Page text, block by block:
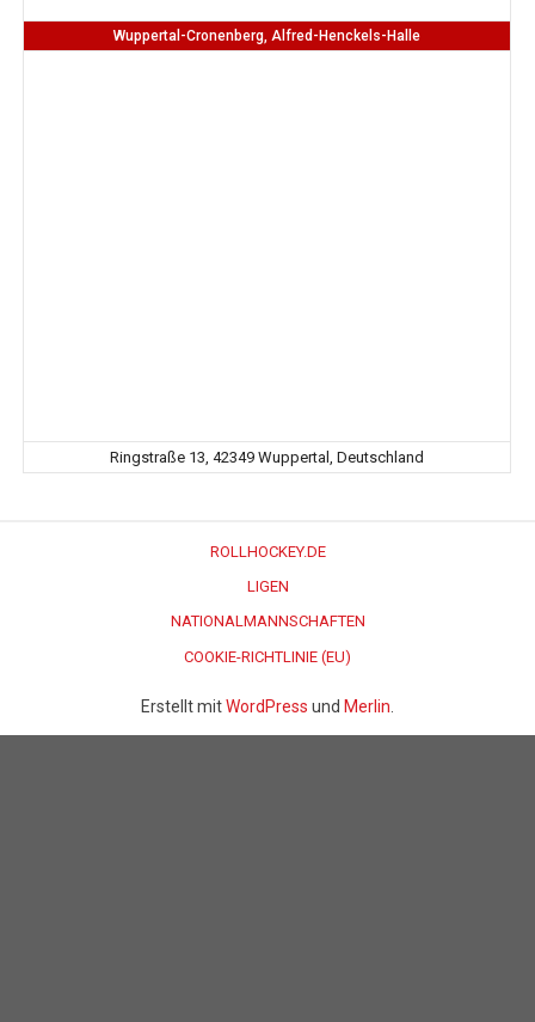
Wuppertal-Cronenberg, Alfred-Henckels-Halle
Ringstraße 13, 42349 Wuppertal, Deutschland
ROLLHOCKEY.DE
LIGEN
NATIONALMANNSCHAFTEN
COOKIE-RICHTLINIE (EU)
Erstellt mitWordPress und Merlin